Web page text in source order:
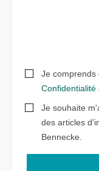
Je comprends
Confidentialité
Je souhaite
des articles
Bennecke.